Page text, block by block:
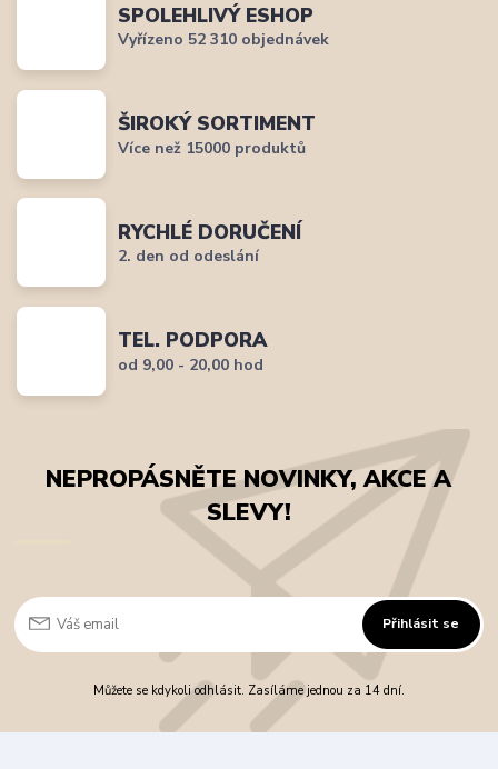
SPOLEHLIVÝ ESHOP
Vyřízeno 52 310 objednávek
ŠIROKÝ SORTIMENT
Více než 15000 produktů
RYCHLÉ DORUČENÍ
2. den od odeslání
TEL. PODPORA
od 9,00 - 20,00 hod
NEPROPÁSNĚTE NOVINKY, AKCE A
SLEVY!
Přihlásit se
Můžete se kdykoli odhlásit. Zasíláme jednou za 14 dní.